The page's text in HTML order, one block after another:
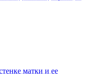
матки и ее